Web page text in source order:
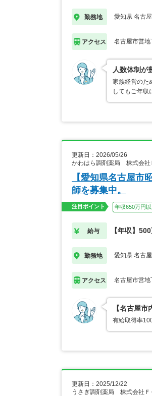
勤務地 愛知県 名古
アクセス 名古屋市営
人数体制が
家族経営のた
してもご年収
更新日：2026/05/26
かわはら調剤薬局 株式会社
【愛知県名古屋
師を募集中。
注目ポイント 年収650万円
給与 【年収】
勤務地 愛知県 名古
アクセス 名古屋市営
【名古屋
有給取得率
更新日：2025/12/22
うさぎ調剤薬局 株式会社Ｆ